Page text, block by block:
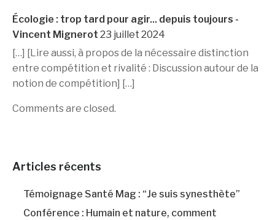
Écologie : trop tard pour agir... depuis toujours -
Vincent Mignerot 23 juillet 2024
[…] [Lire aussi, à propos de la nécessaire distinction
entre compétition et rivalité : Discussion autour de la
notion de compétition] […]
Comments are closed.
Articles récents
Témoignage Santé Mag : “Je suis synesthète”
Conférence : Humain et nature, comment